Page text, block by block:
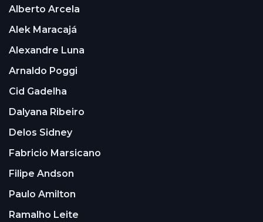
Alberto Arcela
Alek Maracajá
Alexandre Luna
Arnaldo Poggi
Cid Gadelha
Dalyana Ribeiro
Delos Sidney
Fabricio Marsicano
Filipe Andson
Paulo Amilton
Ramalho Leite